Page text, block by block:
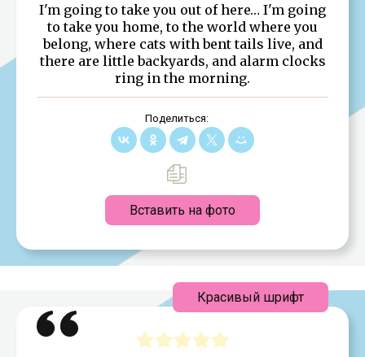
I'm going to take you out of here… I'm going
to take you home, to the world where you
belong, where cats with bent tails live, and
there are little backyards, and alarm clocks
ring in the morning.
Поделиться:
Вставить на фото
Красивый шрифт